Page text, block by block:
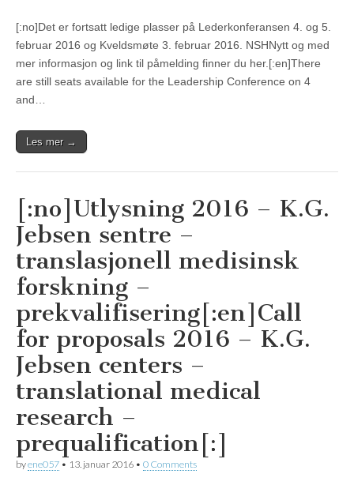
[:no]Det er fortsatt ledige plasser på Lederkonferansen 4. og 5.
februar 2016 og Kveldsmøte 3. februar 2016. NSHNytt og med
mer informasjon og link til påmelding finner du her.[:en]There
are still seats available for the Leadership Conference on 4
and…
Les mer →
[:no]Utlysning 2016 – K.G.
Jebsen sentre –
translasjonell medisinsk
forskning –
prekvalifisering[:en]Call
for proposals 2016 – K.G.
Jebsen centers –
translational medical
research –
prequalification[:]
byene057 • 13. januar 2016 • 0 Comments